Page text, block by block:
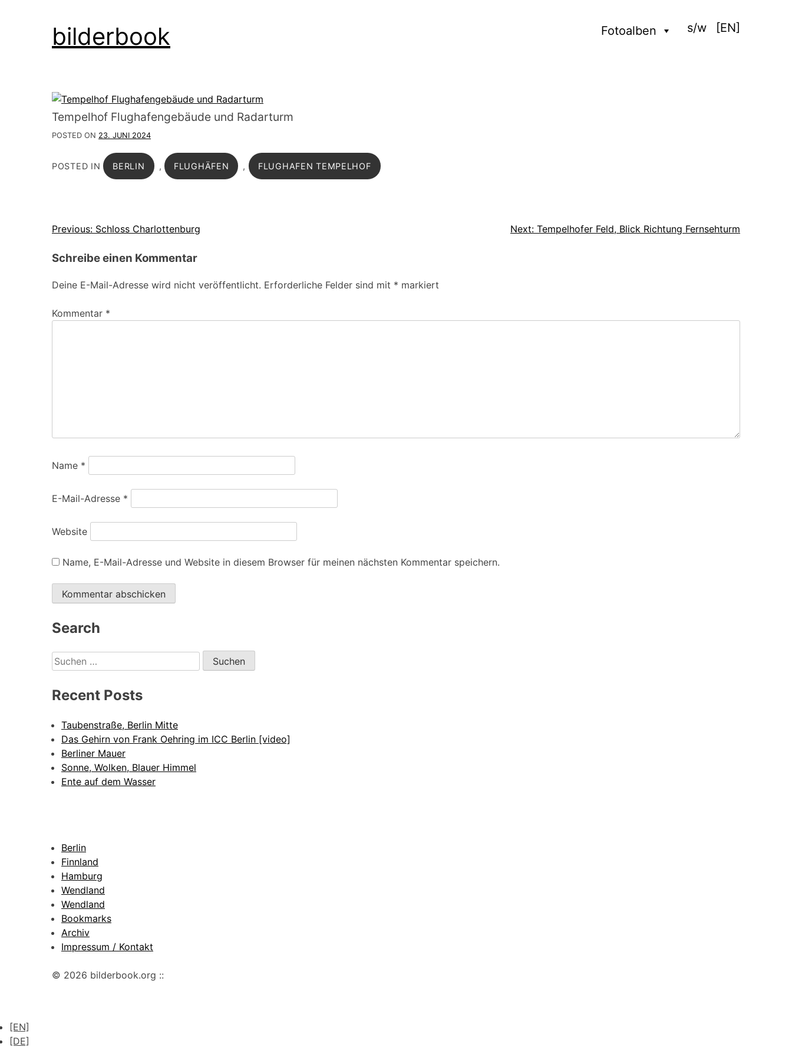
Skip
to
bilderbook Fotoalben s/w [EN]
Tempelhof Flughafengebäude und Radarturm
POSTED ON 23. JUNI 2024
POSTED IN BERLIN , FLUGHÄFEN , FLUGHAFEN TEMPELHOF
Beitragsnavigation
Previous: Schloss Charlottenburg Next: Tempelhofer Feld, Blick Richtung Fernsehturm
Schreibe einen Kommentar
Deine E-Mail-Adresse wird nicht veröffentlicht. Erforderliche Felder sind mit * markiert
Kommentar *
Name *
E-Mail-Adresse *
Website
Name, E-Mail-Adresse und Website in diesem Browser für meinen nächsten Kommentar speichern.
Alternative:
Search
Suchen
nach:
Recent Posts
Taubenstraße, Berlin Mitte
Das Gehirn von Frank Oehring im ICC Berlin [video]
Berliner Mauer
Sonne, Wolken, Blauer Himmel
Ente auf dem Wasser
Berlin
Finnland
Hamburg
Wendland
Wendland
Bookmarks
Archiv
Impressum / Kontakt
© 2026 bilderbook.org ::
[EN]
[DE]